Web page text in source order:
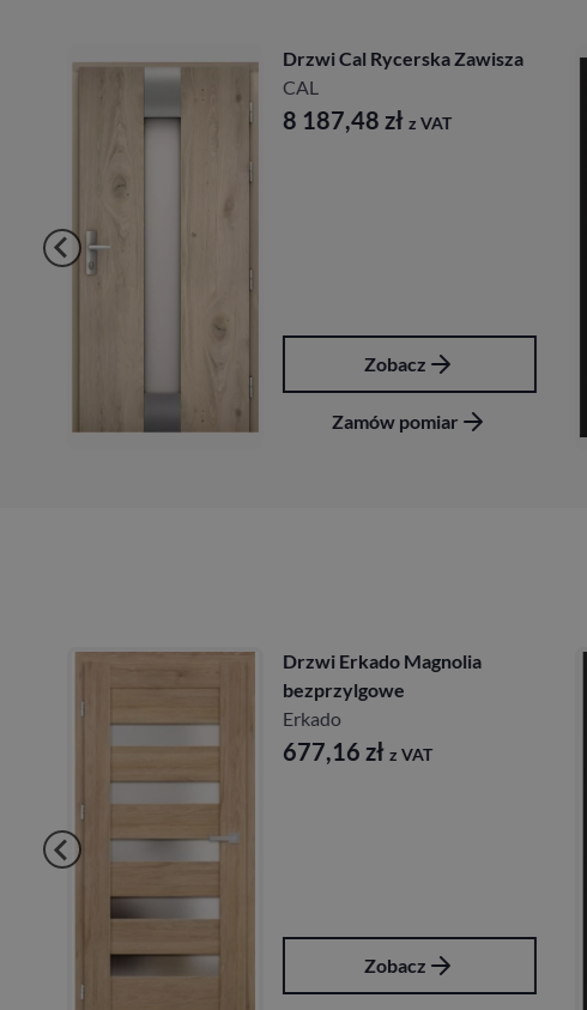
Drzwi Cal Rycerska Zawisza
CAL
8 187,48 zł z VAT
Zobacz
Zamów pomiar
Drzwi Erkado Magnolia
bezprzylgowe
Erkado
677,16 zł z VAT
Zobacz